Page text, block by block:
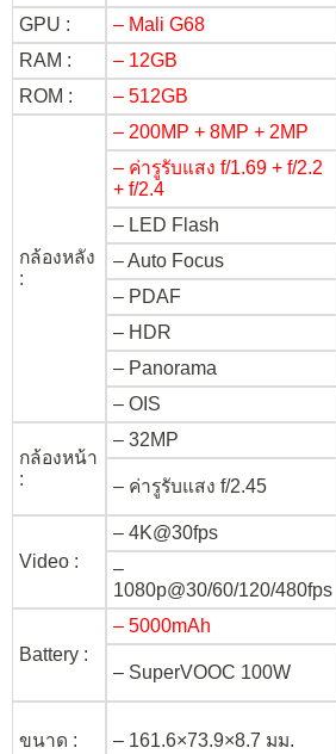
GPU :
– Mali G68
RAM :
– 12GB
ROM :
– 512GB
กล้องหลัง
:
– 200MP + 8MP + 2MP
– ค่ารูรับแสง f/1.69 + f/2.2
+ f/2.4
– LED Flash
– Auto Focus
– PDAF
– HDR
– Panorama
– OIS
กล้องหน้า
:
– 32MP
– ค่ารูรับแสง f/2.45
Video :
– 4K@30fps
–
1080p@30/60/120/480fps
Battery :
– 5000mAh
– SuperVOOC 100W
ขนาด : – 161.6×73.9×8.7 มม.